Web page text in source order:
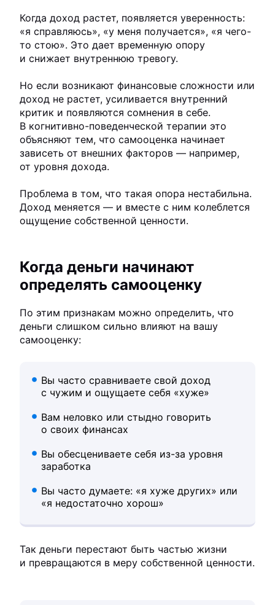
Когда доход растет, появляется уверенность:
«я справляюсь», «у меня получается», «я чего-
то стою». Это дает временную опору
и снижает внутреннюю тревогу.
Но если возникают финансовые сложности или
доход не растет, усиливается внутренний
критик и появляются сомнения в себе.
В когнитивно-поведенческой терапии это
объясняют тем, что самооценка начинает
зависеть от внешних факторов — например,
от уровня дохода.
Проблема в том, что такая опора нестабильна.
Доход меняется — и вместе с ним колеблется
ощущение собственной ценности.
Когда деньги начинают
определять самооценку
По этим признакам можно определить, что
деньги слишком сильно влияют на вашу
самооценку:
Вы часто сравниваете свой доход
с чужим и ощущаете себя «хуже»
Вам неловко или стыдно говорить
о своих финансах
Вы обесцениваете себя из-за уровня
заработка
Вы часто думаете: «я хуже других» или
«я недостаточно хорош»
Так деньги перестают быть частью жизни
и превращаются в меру собственной ценности.